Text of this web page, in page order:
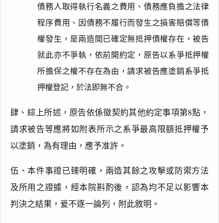
債務人取得執行名義之費用、債務應負擔之法律
程序費用、因債務不履行而發生之損害賠償等債
權發生，是兩造間已確定無抵押債權存在，被告
就此亦不爭執，依前開約定，原告以系爭抵押權
所擔保之權不存在為由，請求被告應塗銷系爭抵
押權登記，於法即無不合。
肆、綜上所述，原告依係徵契約其他約定事項第8點，
請求被告等應將如附表所示之系爭最高限額抵押權予
以塗銷，為有理由，應予准許。
伍、本件事證已臻明確，兩造其餘之攻擊或防禦方法
及所用之證據，經本院斟酌後，認為均不足以影響本
判決之結果，爰不逐一論列，附此敘明。
搜尋本